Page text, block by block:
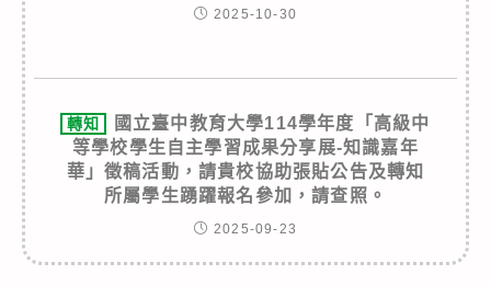
2025-10-30
轉知
國立臺中教育大學114學年度「高級中
等學校學生自主學習成果分享展-知識嘉年
華」徵稿活動，請貴校協助張貼公告及轉知
所屬學生踴躍報名參加，請查照。
2025-09-23